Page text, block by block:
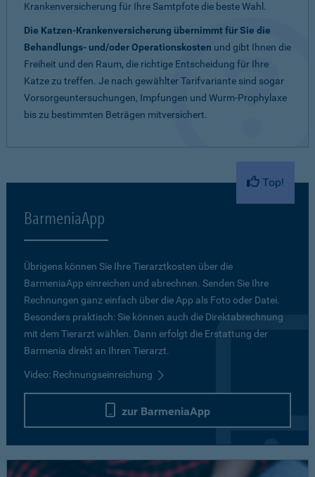
Krankenversicherung für Ihre Samtpfote die beste Wahl.
Die Katzen-Krankenversicherung übernimmt für Sie die
Behandlungs- und/oder Operationskosten und gibt Ihnen die
Freiheit und den Raum, die richtige Entscheidung für Ihre
Katze zu treffen. Je nach gewählter Tarifvariante sind sogar
Vorsorgeuntersuchungen, Impfungen und Wurm-Prophylaxe
bis zu bestimmten Beträgen mitversichert.
Top!
BarmeniaApp
Übrigens können Sie Ihre Tierarztkosten über die
BarmeniaApp einreichen und abrechnen. Senden Sie Ihre
Rechnungen ganz einfach über die App als Foto oder Datei.
Besonders praktisch: Sie können auch die Direktabrechnung
mit dem Tierarzt wählen. Dann erfolgt die Erstattung der
Barmenia direkt an Ihren Tierarzt.
Video: Rechnungseinreichung
zur BarmeniaApp